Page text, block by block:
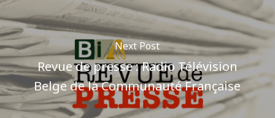
Next Post
Revue de presse : Radio Télévision
Belge de la Communauté Française